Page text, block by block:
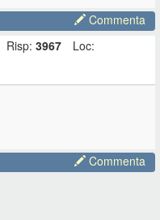
Commenta
Risp: 3967 Loc:
Commenta